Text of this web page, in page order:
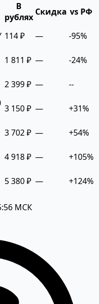
В
рублях Скидка vs РФ
114 ₽ — -95%
1 811 ₽ — -24%
2 399 ₽ — --
3 150 ₽ — +31%
3 702 ₽ — +54%
4 918 ₽ — +105%
5 380 ₽ — +124%
МСК